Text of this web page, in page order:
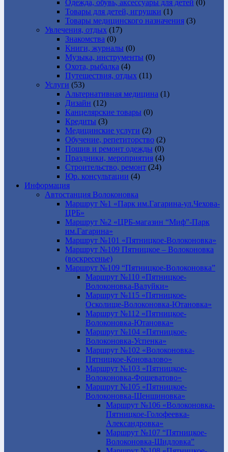
Одежда, обувь, аксессуары для детей (0)
Товары для детей, игрушки (1)
Товары медицинского назначения (3)
Увлечения, отдых (17)
Знакомства (0)
Книги, журналы (0)
Музыка, инструменты (0)
Охота, рыбалка (4)
Путешествия, отдых (11)
Услуги (53)
Альтернативная медицина (1)
Дизайн (12)
Канцелярские товары (0)
Кредиты (3)
Медицинские услуги (2)
Обучение, репетиторство (2)
Пошив и ремонт одежды (0)
Праздники, мероприятия (4)
Строительство, ремонт (24)
Юр. консультации (4)
Информация
Автостанция Волоконовка
Маршрут №1 «Парк им.Гагарина-ул.Чехова-
ЦРБ»
Маршрут №2 «ЦРБ-магазин “Миф”-Парк
им.Гагарина»
Маршрут №101 «Пятницкое-Волоконовка»
Маршрут №109 Пятницкое – Волоконовка
(воскресенье)
Маршрут №109 “Пятницкое-Волоконовка”
Маршрут №110 «Пятницкое-
Волоконовка-Валуйки»
Маршрут №115 «Пятницкое-
Осколище-Волоконовка-Ютановка»
Маршрут №112 «Пятницкое-
Волоконовка-Ютановка»
Маршрут №104 «Пятницкое-
Волоконовка-Успенка»
Маршрут №102 «Волоконовка-
Пятницкое-Коновалово»
Маршрут №103 «Пятницкое-
Волоконовка-Фощеватово»
Маршрут №105 «Пятницкое-
Волоконовка-Шеншиновка»
Маршрут №106 «Волоконовка-
Пятницкое-Голофеевка-
Александровка»
Маршрут №107 “Пятницкое-
Волоконовка-Шидловка”